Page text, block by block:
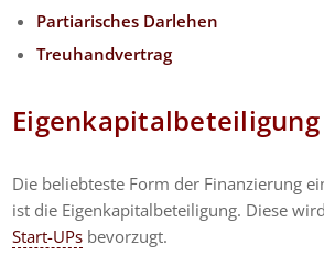
Partiarisches Darlehen
Treuhandvertrag
Eigenkapitalbeteiligung
Die beliebteste Form der Finanzierung
ist die Eigenkapitalbeteiligung. Diese
Start-UPs bevorzugt.